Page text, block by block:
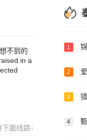
不到的
in a
面线路↓
1
2 爱
3
4